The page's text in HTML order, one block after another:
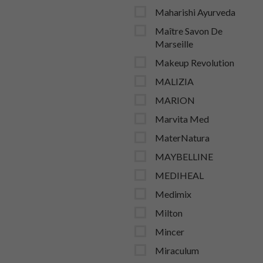
Maharishi Ayurveda
Maître Savon De
Marseille
Makeup Revolution
MALIZIA
MARION
Marvita Med
MaterNatura
MAYBELLINE
MEDIHEAL
Medimix
Milton
Mincer
Miraculum